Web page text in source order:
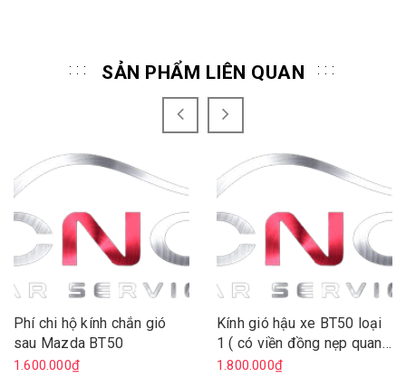
SẢN PHẨM LIÊN QUAN
Phí chi hộ kính chắn gió
sau Mazda BT50
1.600.000₫
Kính gió hậu xe BT50 loại
1 ( có viền đồng nẹp quanh
sấy kính)
1.800.000₫